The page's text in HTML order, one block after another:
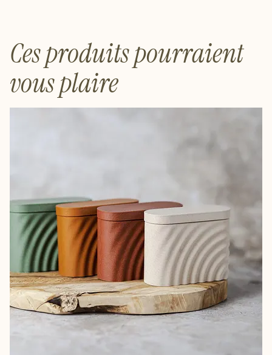
Ces produits pourraient
vous plaire